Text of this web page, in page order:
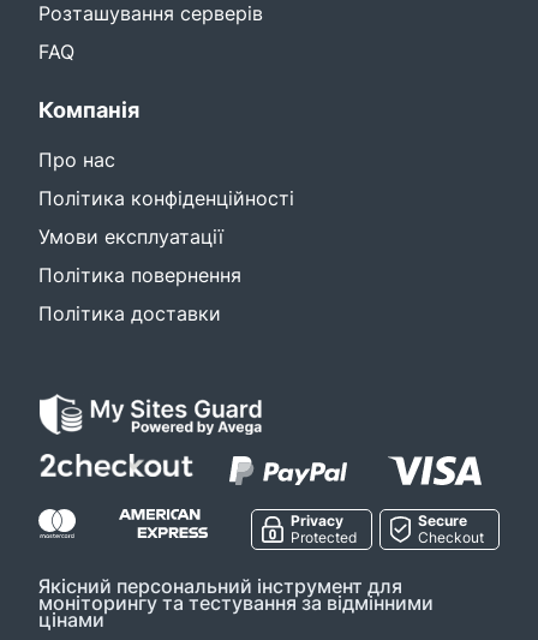
Розташування серверів
FAQ
Компанія
Про нас
Політика конфіденційності
Умови експлуатації
Політика повернення
Політика доставки
Privacy
Protected
Secure
Checkout
Якісний персональний інструмент для
моніторингу та тестування за відмінними
цінами